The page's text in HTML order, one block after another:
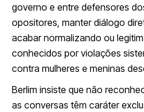
governo e entre defensores
opositores, manter diálogo
acabar normalizando ou
conhecidos por violações
contra mulheres e meninas
Berlim insiste que não
as conversas têm caráter